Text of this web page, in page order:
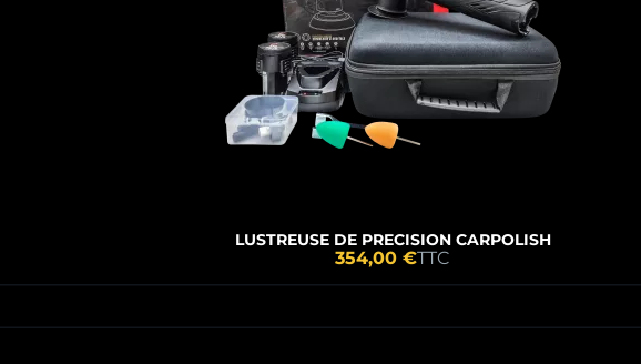
LUSTREUSE DE PRECISION CARPOLISH
354,00 €TTC